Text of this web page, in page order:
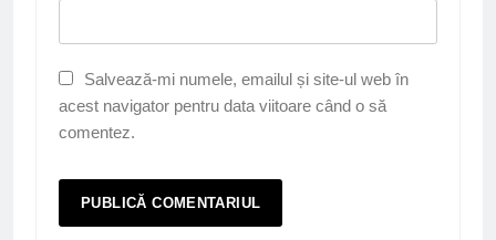
Salvează-mi numele, emailul și site-ul web în
acest navigator pentru data viitoare când o să
comentez.